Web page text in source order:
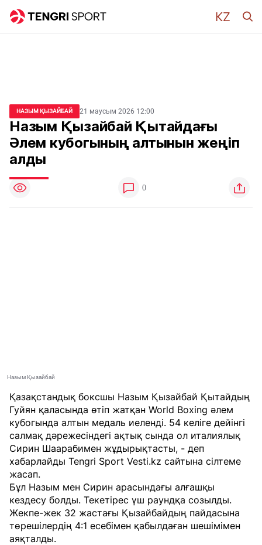
НАЗЫМ ҚЫЗАЙБАЙ 21 маусым 2026 12:00
Назым Қызайбай Қытайдағы
Әлем кубогының алтынын жеңіп
алды
0
Назым Қызайбай
Қазақстандық боксшы Назым Қызайбай Қытайдың
Гуйян қаласында өтіп жатқан World Boxing әлем
кубогында алтын медаль иеленді. 54 келіге дейінгі
салмақ дәрежесіндегі ақтық сында ол италиялық
Сирин Шаарабимен жұдырықтасты, - деп
хабарлайды Tengri Sport Vesti.kz сайтына сілтеме
жасап.
Бұл Назым мен Сирин арасындағы алғашқы
кездесу болды. Текетірес үш раундқа созылды.
Жекпе-жек 32 жастағы Қызайбайдың пайдасына
төрешілердің 4:1 есебімен қабылдаған шешімімен
аяқталды.